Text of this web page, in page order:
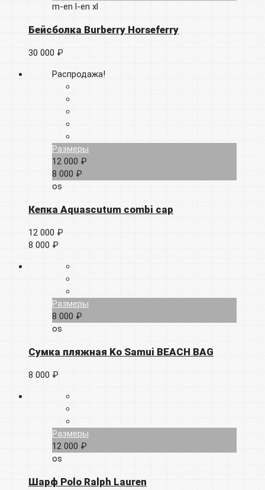
m-en l-en xl
Бейсболка Burberry Horseferry
30 000 ₽
Распродажа!
Размеры
12 000 ₽
8 000 ₽
os
Кепка Aquascutum combi cap
12 000 ₽
8 000 ₽
Размеры
8 000 ₽
os
Сумка пляжная Ko Samui BEACH BAG
8 000 ₽
Размеры
12 000 ₽
os
Шарф Polo Ralph Lauren